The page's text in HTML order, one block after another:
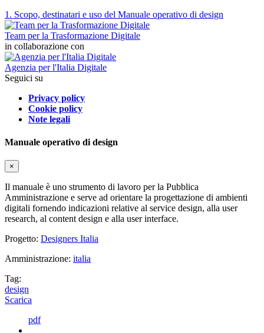
1. Scopo, destinatari e uso del Manuale operativo di design
Team per la Trasformazione Digitale
in collaborazione con
Agenzia per l'Italia Digitale
Seguici su
Privacy policy
Cookie policy
Note legali
Manuale operativo di design
×
Il manuale è uno strumento di lavoro per la Pubblica
Amministrazione e serve ad orientare la progettazione di ambienti
digitali fornendo indicazioni relative al service design, alla user
research, al content design e alla user interface.
Progetto: Designers Italia
Amministrazione: italia
Tag:
design
Scarica
pdf